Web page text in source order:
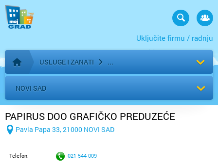
Uključite firmu / radnju
Početna stranica
USLUGE I ZANATI
NOVI SAD
PAPIRUS DOO GRAFIČKO PREDUZEĆE
Pavla Papa 33, 21000 NOVI SAD
Telefon: 021 544 009